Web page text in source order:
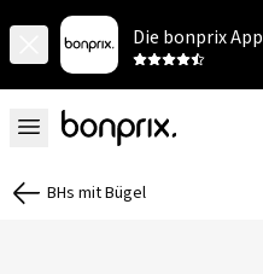
Die bonprix App
BHs mit Bügel